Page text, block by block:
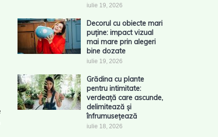
iulie 19, 2026
Decorul cu obiecte mari
puține: impact vizual
mai mare prin alegeri
bine dozate
iulie 19, 2026
Grădina cu plante
pentru intimitate:
verdeață care ascunde,
delimitează și
înfrumusețează
iulie 18, 2026